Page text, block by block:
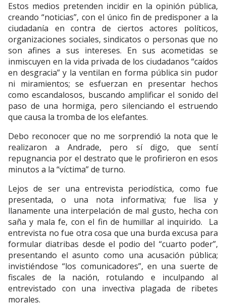
Estos medios pretenden incidir en la opinión pública,
creando “noticias”, con el único fin de predisponer a la
ciudadanía en contra de ciertos actores políticos,
organizaciones sociales, sindicatos o personas que no
son afines a sus intereses. En sus acometidas se
inmiscuyen en la vida privada de los ciudadanos “caídos
en desgracia” y la ventilan en forma pública sin pudor
ni miramientos; se esfuerzan en presentar hechos
como escandalosos, buscando amplificar el sonido del
paso de una hormiga, pero silenciando el estruendo
que causa la tromba de los elefantes.
Debo reconocer que no me sorprendió la nota que le
realizaron a Andrade, pero sí digo, que sentí
repugnancia por el destrato que le profirieron en esos
minutos a la “víctima” de turno.
Lejos de ser una entrevista periodística, como fue
presentada, o una nota informativa; fue lisa y
llanamente una interpelación de mal gusto, hecha con
saña y mala fe, con el fin de humillar al inquirido. La
entrevista no fue otra cosa que una burda excusa para
formular diatribas desde el podio del “cuarto poder”,
presentando el asunto como una acusación pública;
invistiéndose “los comunicadores”, en una suerte de
fiscales de la nación, rotulando e inculpando al
entrevistado con una invectiva plagada de ribetes
morales.